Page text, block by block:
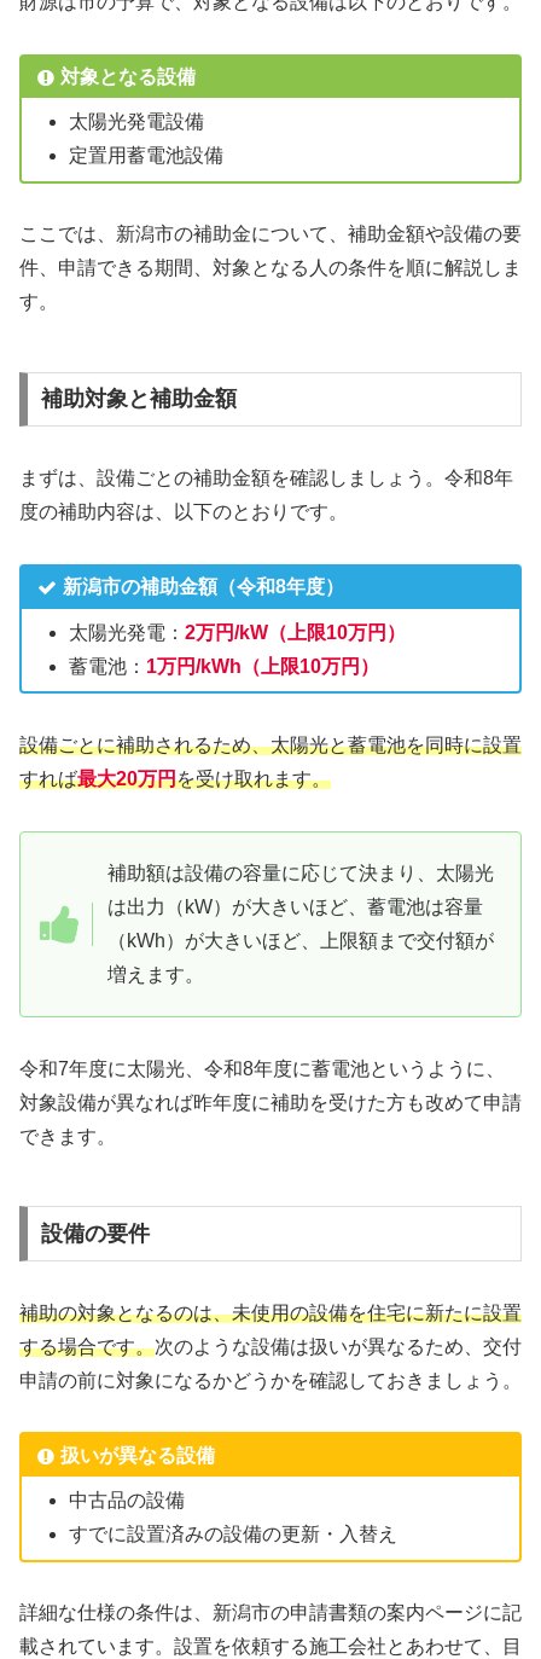
対象となる設備
太陽光発電設備
定置用蓄電池設備
ここでは、新潟市の補助金について、補助金額や設備の要
件、申請できる期間、対象となる人の条件を順に解説しま
す。
補助対象と補助金額
まずは、設備ごとの補助金額を確認しましょう。令和8年
度の補助内容は、以下のとおりです。
新潟市の補助金額（令和8年度）
太陽光発電： 2万円/kW（上限10万円）
蓄電池： 1万円/kWh（上限10万円）
設備ごとに補助されるため、太陽光と蓄電池を同時に設置
すれば最大20万円を受け取れます。
補助額は設備の容量に応じて決まり、太陽光
は出力（kW）が大きいほど、蓄電池は容量
（kWh）が大きいほど、上限額まで交付額が
増えます。
令和7年度に太陽光、令和8年度に蓄電池というように、
対象設備が異なれば昨年度に補助を受けた方も改めて申請
できます。
設備の要件
補助の対象となるのは、未使用の設備を住宅に新たに設置
する場合です。次のような設備は扱いが異なるため、交付
申請の前に対象になるかどうかを確認しておきましょう。
扱いが異なる設備
中古品の設備
すでに設置済みの設備の更新・入替え
詳細な仕様の条件は、新潟市の申請書類の案内ページに記
載されています。設置を依頼する施工会社とあわせて、目